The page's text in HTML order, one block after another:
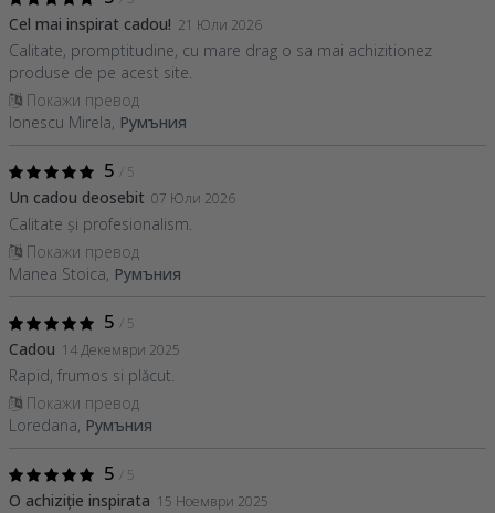
Cel mai inspirat cadou! 21 Юли 2026
Calitate, promptitudine, cu mare drag o sa mai achizitionez
produse de pe acest site.
Покажи превод
Ionescu Mirela, Румъния
5 / 5
Un cadou deosebit 07 Юли 2026
Calitate și profesionalism.
Покажи превод
Manea Stoica, Румъния
5 / 5
Cadou 14 Декември 2025
Rapid, frumos si plăcut.
Покажи превод
Loredana, Румъния
5 / 5
O achiziție inspirata 15 Ноември 2025